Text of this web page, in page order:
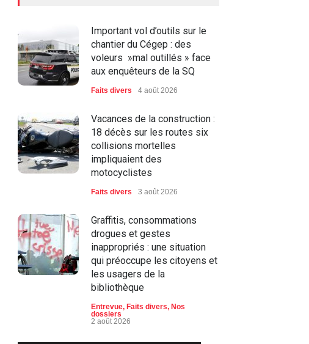
Important vol d’outils sur le
chantier du Cégep : des
voleurs »mal outillés » face
aux enquêteurs de la SQ
Faits divers 4 août 2026
Vacances de la construction :
18 décès sur les routes six
collisions mortelles
impliquaient des
motocyclistes
Faits divers 3 août 2026
Graffitis, consommations
drogues et gestes
inappropriés : une situation
qui préoccupe les citoyens et
les usagers de la
bibliothèque
Entrevue, Faits divers, Nos
dossiers
2 août 2026